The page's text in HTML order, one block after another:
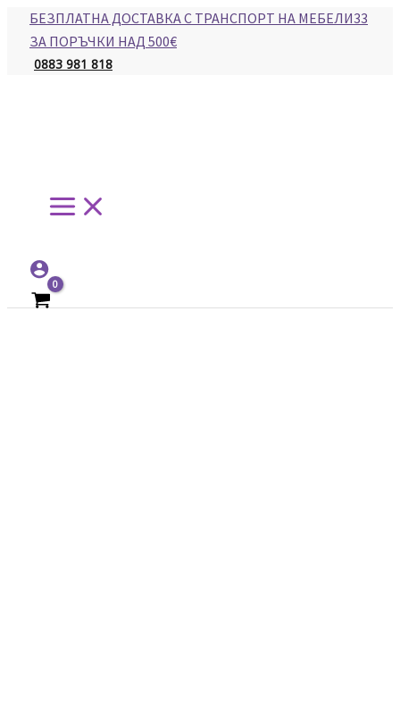
content
БЕЗПЛАТНА ДОСТАВКА С ТРАНСПОРТ НА МЕБЕЛИ33
ЗА ПОРЪЧКИ НАД 500€
0883 981 818
Main
Menu